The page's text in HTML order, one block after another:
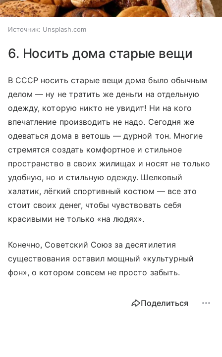
Источник: Unsplash.com
6. Носить дома старые вещи
В СССР носить старые вещи дома было обычным
делом — ну не тратить же деньги на отдельную
одежду, которую никто не увидит! Ни на кого
впечатление производить не надо. Сегодня же
одеваться дома в ветошь — дурной тон. Многие
стремятся создать комфортное и стильное
пространство в своих жилищах и носят не только
удобную, но и стильную одежду. Шелковый
халатик, лёгкий спортивный костюм — все это
стоит своих денег, чтобы чувствовать себя
красивыми не только «на людях».
Конечно, Советский Союз за десятилетия
существования оставил мощный «культурный
фон», о котором совсем не просто забыть.
Поделиться